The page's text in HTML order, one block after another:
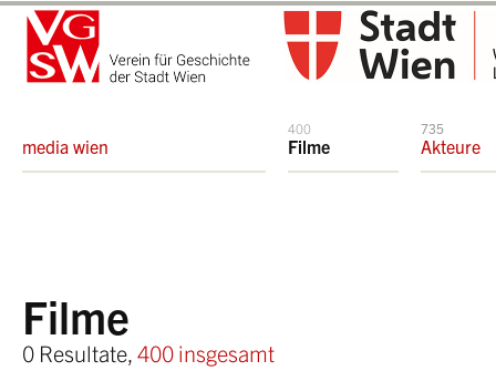
media wien
400
Filme
735
Akteure
Filme
0 Resultate, 400 insgesamt